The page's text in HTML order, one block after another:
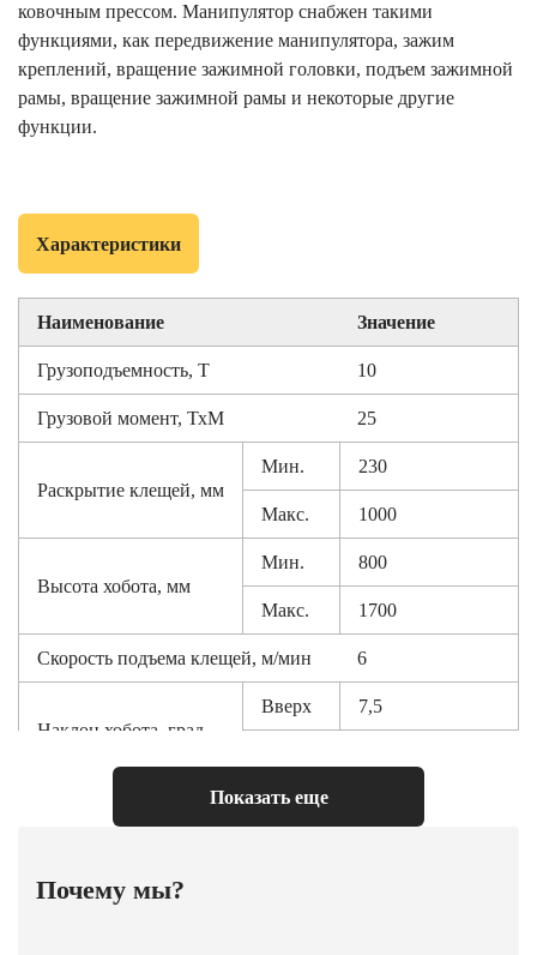
ковочным прессом. Манипулятор снабжен такими
функциями, как передвижение манипулятора, зажим
креплений, вращение зажимной головки, подъем зажимной
рамы, вращение зажимной рамы и некоторые другие
функции.
Характеристики
Наименование Значение
Грузоподъемность, Т 10
Грузовой момент, ТхМ 25
Раскрытие клещей, мм
Мин. 230
Макс. 1000
Высота хобота, мм
Мин. 800
Макс. 1700
Скорость подъема клещей, м/мин 6
Наклон хобота, град
Вверх 7,5
Расстояние т торца губок до
рамы, мм
Показать еще
Почему мы?